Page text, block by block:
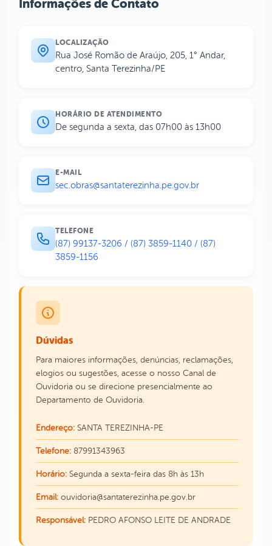
Informações de Contato
LOCALIZAÇÃO
Rua José Romão de Araújo, 205, 1° Andar,
centro, Santa Terezinha/PE
HORÁRIO DE ATENDIMENTO
De segunda a sexta, das 07h00 às 13h00
E-MAIL
sec.obras@santaterezinha.pe.gov.br
TELEFONE
(87) 99137-3206 / (87) 3859-1140 / (87)
3859-1156
Dúvidas
Para maiores informações, denúncias, reclamações,
elogios ou sugestões, acesse o nosso Canal de
Ouvidoria ou se direcione presencialmente ao
Departamento de Ouvidoria.
Endereço: SANTA TEREZINHA-PE
Telefone: 87991343963
Horário: Segunda a sexta-feira das 8h às 13h
Email: ouvidoria@santaterezinha.pe.gov.br
Responsável: PEDRO AFONSO LEITE DE ANDRADE